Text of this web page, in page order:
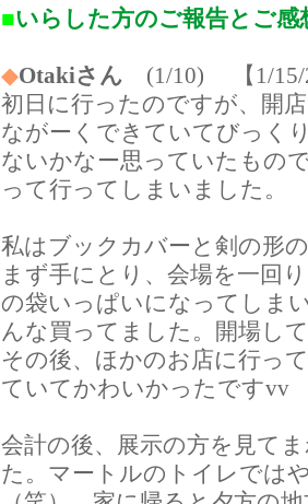
■いらした方のご報告とご感
◆Otakiさん (1/10) 【1/15/
初日に行ったのですが、開
ながーくできていてびっく
ないかなー思っていたもの
って行ってしまいました。
私はブックカバーと剣の形
まず手にとり、会場を一回
の袋いっぱいになってしま
んな買ってました。開場し
その後、ほかのお店に行っ
ていてかわいかったですvv
会計の後、展示の方を見て
た。マートルのトイレでは